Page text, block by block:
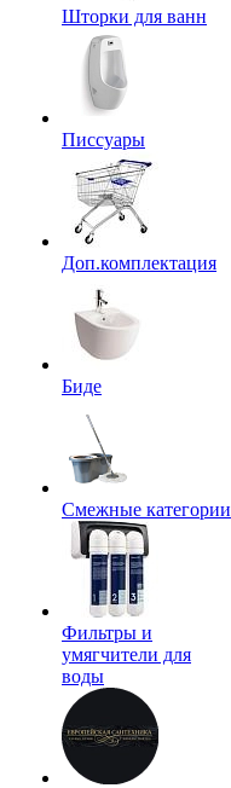
Шторки для ванн
Писсуары
Доп.комплектация
Биде
Смежные категории
Фильтры и
умягчители для
воды